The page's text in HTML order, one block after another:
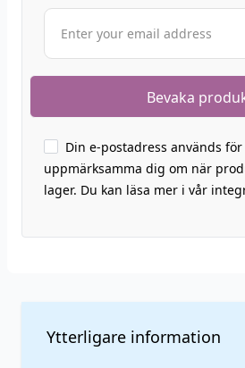
Din e-postadress används
uppmärksamma dig om när
lager. Du kan läsa mer i vår
Ytterligare information